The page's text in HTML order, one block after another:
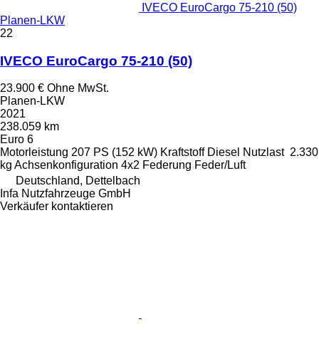
IVECO EuroCargo 75-210 (50)
Planen-LKW
22
IVECO EuroCargo 75-210 (50)
23.900 € Ohne MwSt.
Planen-LKW
2021
238.059 km
Euro 6
Motorleistung 207 PS (152 kW) Kraftstoff Diesel Nutzlast 2.330
kg Achsenkonfiguration 4x2 Federung Feder/Luft
Deutschland, Dettelbach
Infa Nutzfahrzeuge GmbH
Verkäufer kontaktieren